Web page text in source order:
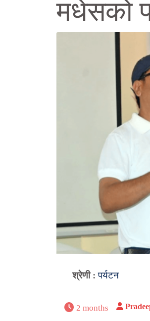
मधेसको
श्रेणी :पर्यटन
2 months